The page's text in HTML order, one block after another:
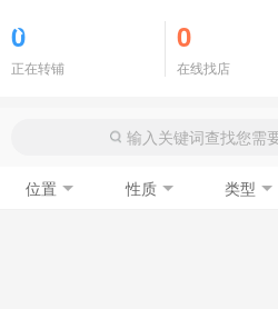
0
正在转铺
0
在线找店
位置 性质 类型